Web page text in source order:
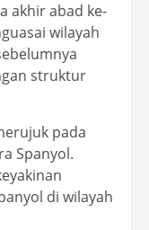
akhir abad ke-
wilayah
struktur
pada
Spanyol.
di wilayah